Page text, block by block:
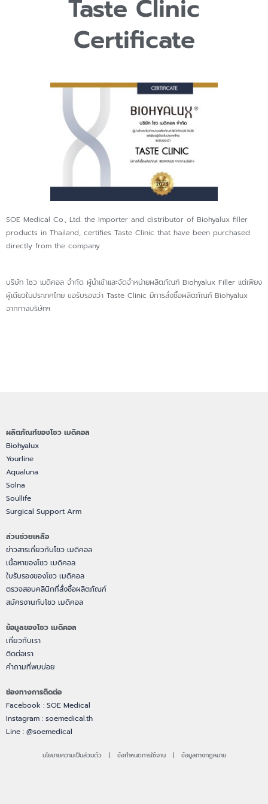
Taste Clinic
Certificate
SOE Medical Co., Ltd. the Importer and distributor of Biohyalux filler
products in Thailand, certifies Taste Clinic that have been purchased
directly from the company
บริษัท โซว เมดิคอล จำกัด ผู้นำเข้าและจัดจำหน่ายผลิตภัณฑ์ Biohyalux Filler แต่เพียง
ผู้เดียวในประเทศไทย ขอรับรองว่า Taste Clinic มีการสั่งซื้อผลิตภัณฑ์ Biohyalux
จากทางบริษัทฯ
ผลิตภัณฑ์ของโซว เมดิคอล
Biohyalux
Yourline
Aqualuna
Solna
Soullife
Surgical Support Arm
ส่วนช่วยเหลือ
ข่าวสารเกี่ยวกับโซว เมดิคอล
เนื้อหาของโซว เมดิคอล
ใบรับรองของโซว เมดิคอล
ตรวจสอบคลินิกที่สั่งซื้อผลิตภัณฑ์
สมัครงานกับโซว เมดิคอล
ข้อมูลของโซว เมดิคอล
เกี่ยวกับเรา
ติดต่อเรา
คำถามที่พบบ่อย
ช่องทางการติดต่อ
Facebook : SOE Medical
Instagram : soemedical.th
Line : @soemedical
นโยบายความเป็นส่วนตัว | ข้อกำหนดการใช้งาน | ข้อมูลทางกฏหมาย